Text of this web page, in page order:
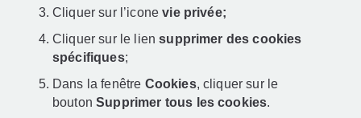
Cliquer sur l’iconevie privée;
Cliquer sur le liensupprimer des cookies
spécifiques;
Dans la fenêtre Cookies, cliquer sur le
boutonSupprimer tous les cookies.